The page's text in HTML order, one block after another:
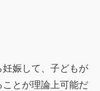
娠して、子どもが
とが理論上可能だ